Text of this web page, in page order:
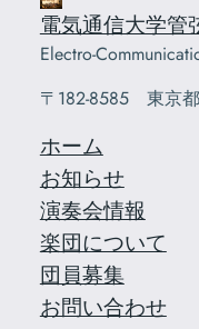
電気通信大学管
Electro-
〒182-8585 東京
ホーム
お知らせ
演奏会情報
楽団について
団員募集
お問い合わせ